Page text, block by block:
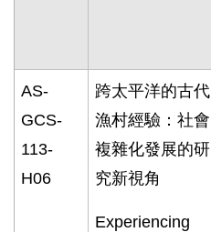
AS-
GCS-
113-
H06
跨太平洋的古代
漁村經驗：社會
複雜化發展的研
究新視角
Experiencing